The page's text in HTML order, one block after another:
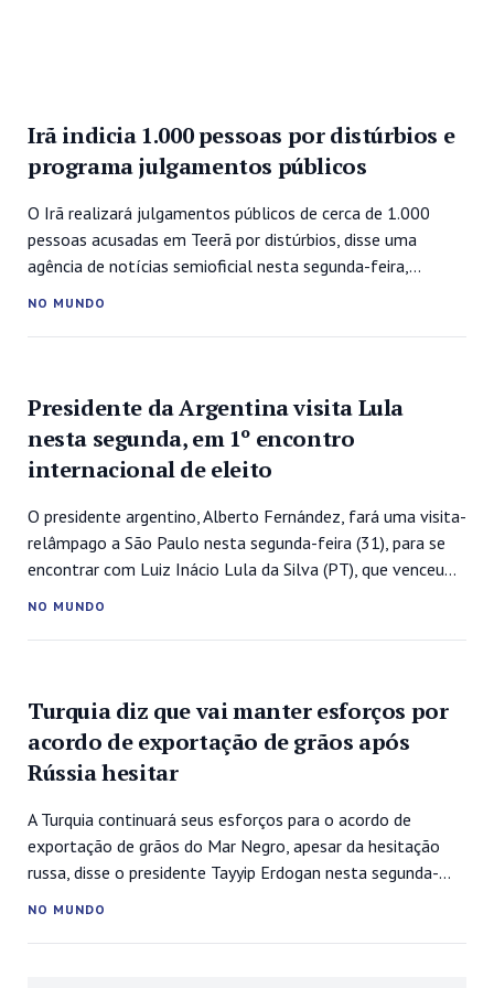
Irã indicia 1.000 pessoas por distúrbios e
programa julgamentos públicos
O Irã realizará julgamentos públicos de cerca de 1.000
pessoas acusadas em Teerã por distúrbios, disse uma
agência de notícias semioficial nesta segunda-feira,
NO MUNDO
Presidente da Argentina visita Lula
nesta segunda, em 1º encontro
internacional de eleito
O presidente argentino, Alberto Fernández, fará uma visita-
relâmpago a São Paulo nesta segunda-feira (31), para se
encontrar com Luiz Inácio Lula da Silva (PT), que venceu
NO MUNDO
Turquia diz que vai manter esforços por
acordo de exportação de grãos após
Rússia hesitar
A Turquia continuará seus esforços para o acordo de
exportação de grãos do Mar Negro, apesar da hesitação
russa, disse o presidente Tayyip Erdogan nesta segunda-
NO MUNDO